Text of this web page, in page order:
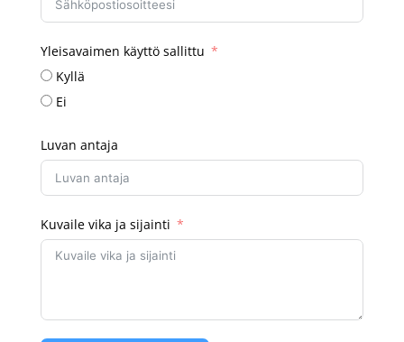
Yleisavaimen käyttö sallittu
Kyllä
Ei
Luvan antaja
Kuvaile vika ja sijainti